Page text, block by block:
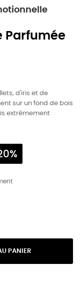
Parfumée
d'iris et de
sur un fond de bois
extrêmement
PANIER